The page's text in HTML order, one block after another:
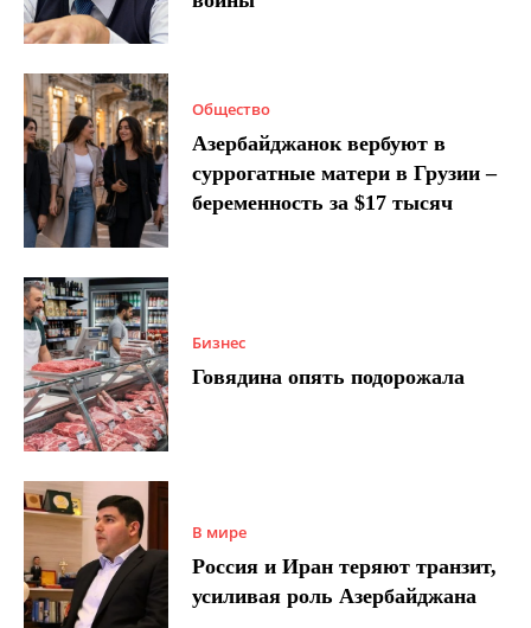
Общество
Азербайджанок вербуют в
суррогатные матери в Грузии –
беременность за $17 тысяч
Бизнес
Говядина опять подорожала
В мире
Россия и Иран теряют транзит,
усиливая роль Азербайджана